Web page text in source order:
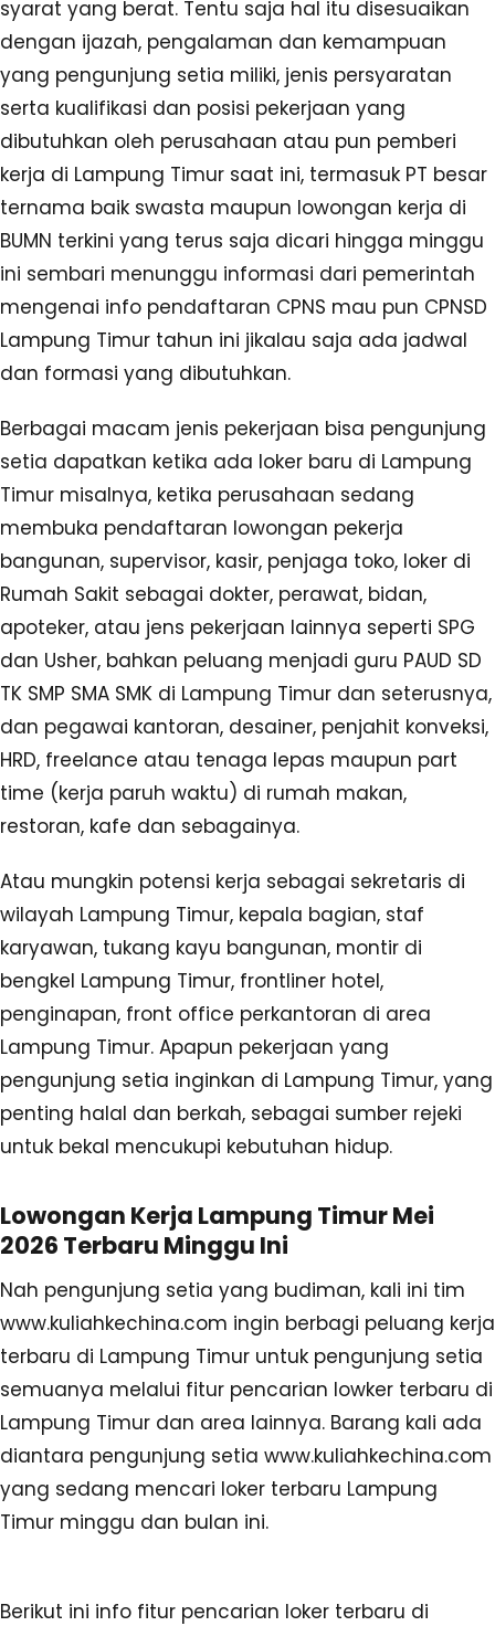
syarat yang berat. Tentu saja hal itu disesuaikan
dengan ijazah, pengalaman dan kemampuan
yang pengunjung setia miliki, jenis persyaratan
serta kualifikasi dan posisi pekerjaan yang
dibutuhkan oleh perusahaan atau pun pemberi
kerja di Lampung Timur saat ini, termasuk PT besar
ternama baik swasta maupun lowongan kerja di
BUMN terkini yang terus saja dicari hingga minggu
ini sembari menunggu informasi dari pemerintah
mengenai info pendaftaran CPNS mau pun CPNSD
Lampung Timur tahun ini jikalau saja ada jadwal
dan formasi yang dibutuhkan.
Berbagai macam jenis pekerjaan bisa pengunjung
setia dapatkan ketika ada loker baru di Lampung
Timur misalnya, ketika perusahaan sedang
membuka pendaftaran lowongan pekerja
bangunan, supervisor, kasir, penjaga toko, loker di
Rumah Sakit sebagai dokter, perawat, bidan,
apoteker, atau jens pekerjaan lainnya seperti SPG
dan Usher, bahkan peluang menjadi guru PAUD SD
TK SMP SMA SMK di Lampung Timur dan seterusnya,
dan pegawai kantoran, desainer, penjahit konveksi,
HRD, freelance atau tenaga lepas maupun part
time (kerja paruh waktu) di rumah makan,
restoran, kafe dan sebagainya.
Atau mungkin potensi kerja sebagai sekretaris di
wilayah Lampung Timur, kepala bagian, staf
karyawan, tukang kayu bangunan, montir di
bengkel Lampung Timur, frontliner hotel,
penginapan, front office perkantoran di area
Lampung Timur. Apapun pekerjaan yang
pengunjung setia inginkan di Lampung Timur, yang
penting halal dan berkah, sebagai sumber rejeki
untuk bekal mencukupi kebutuhan hidup.
Lowongan Kerja Lampung Timur Mei
2026 Terbaru Minggu Ini
Nah pengunjung setia yang budiman, kali ini tim
www.kuliahkechina.com ingin berbagi peluang kerja
terbaru di Lampung Timur untuk pengunjung setia
semuanya melalui fitur pencarian lowker terbaru di
Lampung Timur dan area lainnya. Barang kali ada
diantara pengunjung setia www.kuliahkechina.com
yang sedang mencari loker terbaru Lampung
Timur minggu dan bulan ini.
Berikut ini info fitur pencarian loker terbaru di